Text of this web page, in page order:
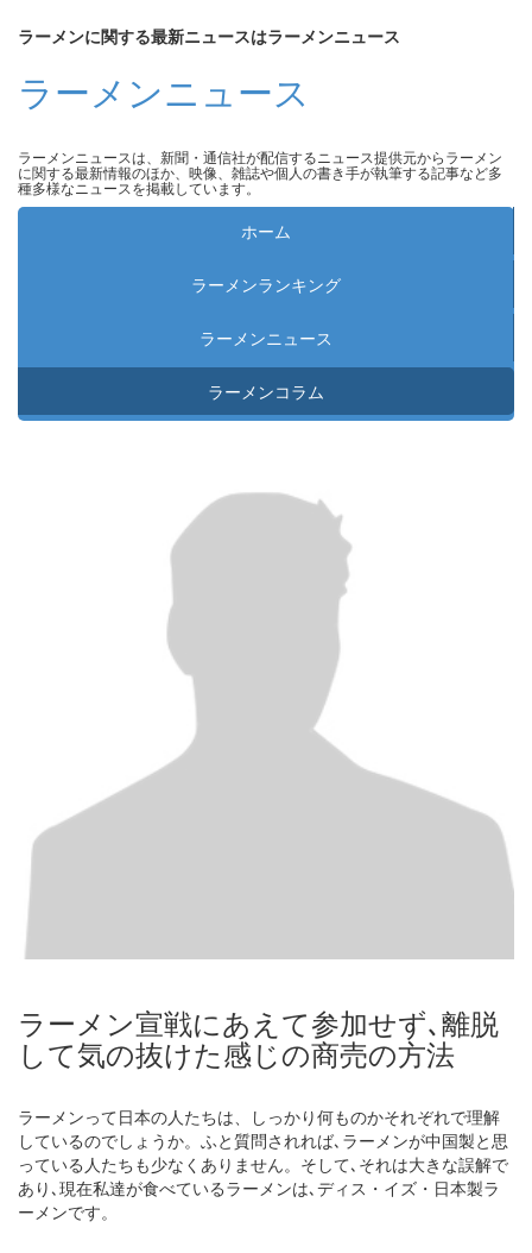
ラーメンに関する最新ニュースはラーメンニュース
ラーメンニュース
ラーメンニュースは、新聞・通信社が配信するニュース提供元からラーメン
に関する最新情報のほか、映像、雑誌や個人の書き手が執筆する記事など多
種多様なニュースを掲載しています。
ホーム
ラーメンランキング
ラーメンニュース
ラーメンコラム
ラーメン宣戦にあえて参加せず､離脱
して気の抜けた感じの商売の方法
ラーメンって日本の人たちは、しっかり何ものかそれぞれで理解
しているのでしょうか。ふと質問されれば､ラーメンが中国製と思
っている人たちも少なくありません。そして､それは大きな誤解で
あり､現在私達が食べているラーメンは､ディス・イズ・日本製ラ
ーメンです。